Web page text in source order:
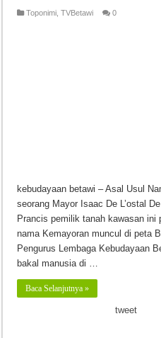
Toponimi ,TVBetawi 0
kebudayaan betawi – Asal Usul
seorang Mayor Isaac De L’ostal
Prancis pemilik tanah kawasan ini
nama Kemayoran muncul di peta
Pengurus Lembaga Kebudayaan
bakal manusia di …
Baca Selanjutnya »
tweet